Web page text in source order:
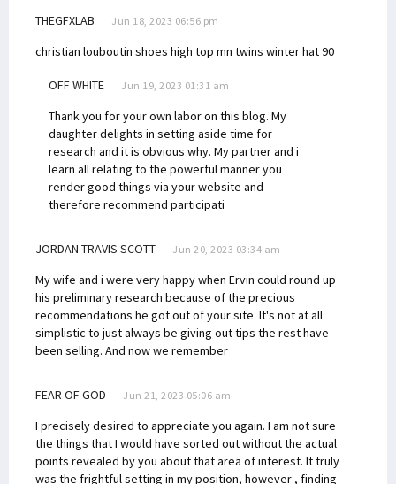
THEGFXLAB Jun 18, 2023 06:56 pm
christian louboutin shoes high top mn twins winter hat 90
OFF WHITE Jun 19, 2023 01:31 am
Thank you for your own labor on this blog. My
daughter delights in setting aside time for
research and it is obvious why. My partner and i
learn all relating to the powerful manner you
render good things via your website and
therefore recommend participati
JORDAN TRAVIS SCOTT Jun 20, 2023 03:34 am
My wife and i were very happy when Ervin could round up
his preliminary research because of the precious
recommendations he got out of your site. It's not at all
simplistic to just always be giving out tips the rest have
been selling. And now we remember
FEAR OF GOD Jun 21, 2023 05:06 am
I precisely desired to appreciate you again. I am not sure
the things that I would have sorted out without the actual
points revealed by you about that area of interest. It truly
was the frightful setting in my position, however , finding